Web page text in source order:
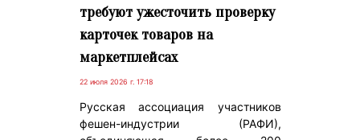
требуют ужесточить проверку
карточек товаров на
маркетплейсах
22 июля 2026 г. 17:18
Русская ассоциация участников
фешен-индустрии (РАФИ),